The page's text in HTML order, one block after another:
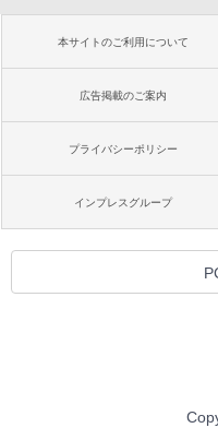
本サイトのご利用について
広告掲載のご案内
プライバシーポリシー
インプレスグループ